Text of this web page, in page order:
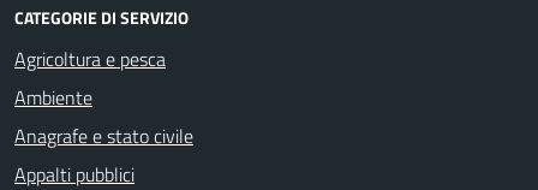
CATEGORIE DI SERVIZIO
Agricoltura e pesca
Ambiente
Anagrafe e stato civile
Appalti pubblici